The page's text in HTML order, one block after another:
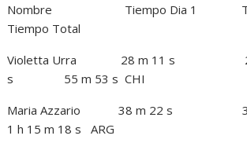
Nombre Tiempo Dia 1
Tiempo Total
Violetta Urra 28 m 11 s 27
s 55 m 53 s CHI
Maria Azzario 38 m 22 s
1 h 15 m 18 s ARG